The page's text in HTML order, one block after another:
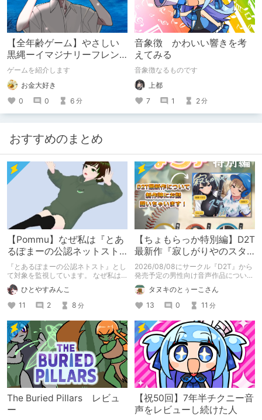
【全年齢ゲーム】やさしい
黒縄ーイマジナリーフレン
ドの「彼」と過ごすおぼん
やすみー
ゲームを紹介します
お金大好き
0
0 6 分
音象徴 かわいい響きを考
えてみる
音象徴なるものです
上都
7
1 2分
おすすめのまとめ
【Pommu】なぜ私は『とあ
るぽまーの公認ネットスト
ーカー』になったのか【出
会い編】
『とあるぽまーの公認ネトスト』とし
て対象を監視しています。 なぜ私は
このような行動をとるに至ったのか。
これまでのあゆみを振り返ります。
ひとやすみんこ
11
2 8 分
【ちょもらっか特別編】D2T
最新作『寂しがりやのスタ
ーダストと触れあって』制
作陣にインタビュー！🎤
2026/08/08にサークル『D2T』から
発売予定の男性向け音声作品について
逆神ラニさんと不束こけしさんにお話
聞いちゃいました！夏コミに関する告
知もあります！
タヌキのとぅーこさん
13
0 11 分
The Buried Pillars レビュ
ー
【祝50回】7年半チクニー音
声をレビューし続けた人